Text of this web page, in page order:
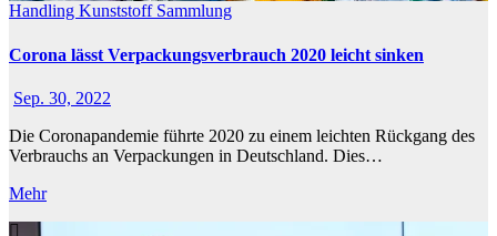
Handling Kunststoff Sammlung
Corona lässt Verpackungsverbrauch 2020 leicht sinken
Sep. 30, 2022
Die Coronapandemie führte 2020 zu einem leichten Rückgang des
Verbrauchs an Verpackungen in Deutschland. Dies…
Mehr